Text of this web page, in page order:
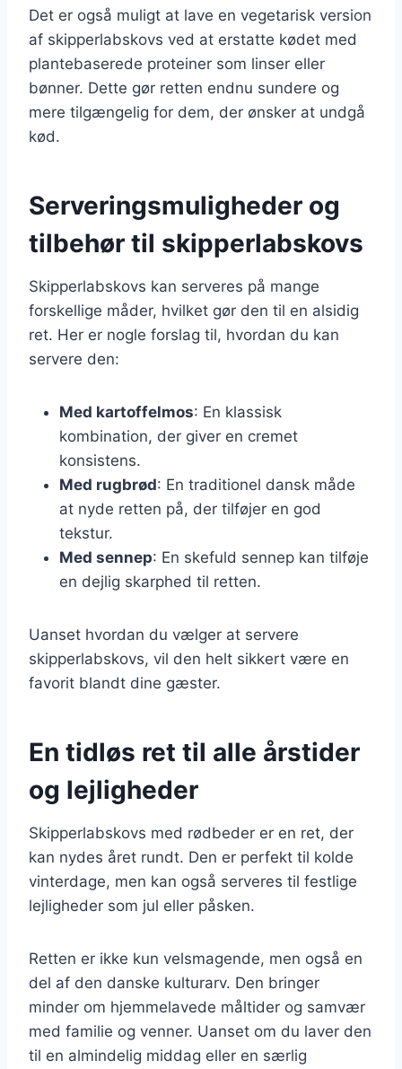
Det er også muligt at lave en vegetarisk version
af skipperlabskovs ved at erstatte kødet med
plantebaserede proteiner som linser eller
bønner. Dette gør retten endnu sundere og
mere tilgængelig for dem, der ønsker at undgå
kød.
Serveringsmuligheder og
tilbehør til skipperlabskovs
Skipperlabskovs kan serveres på mange
forskellige måder, hvilket gør den til en alsidig
ret. Her er nogle forslag til, hvordan du kan
servere den:
Med kartoffelmos: En klassisk
kombination, der giver en cremet
konsistens.
Med rugbrød: En traditionel dansk måde
at nyde retten på, der tilføjer en god
tekstur.
Med sennep: En skefuld sennep kan tilføje
en dejlig skarphed til retten.
Uanset hvordan du vælger at servere
skipperlabskovs, vil den helt sikkert være en
favorit blandt dine gæster.
En tidløs ret til alle årstider
og lejligheder
Skipperlabskovs med rødbeder er en ret, der
kan nydes året rundt. Den er perfekt til kolde
vinterdage, men kan også serveres til festlige
lejligheder som jul eller påsken.
Retten er ikke kun velsmagende, men også en
del af den danske kulturarv. Den bringer
minder om hjemmelavede måltider og samvær
med familie og venner. Uanset om du laver den
til en almindelig middag eller en særlig